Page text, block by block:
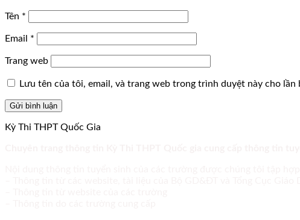
Tên *
Email *
Trang web
Lưu tên của tôi, email, và trang web trong trình duyệt này cho lần
Kỳ Thi THPT Quốc Gia